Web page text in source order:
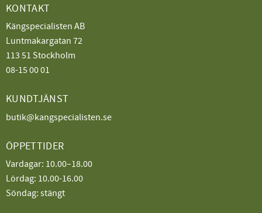
KONTAKT
Kängspecialisten AB
Luntmakargatan 72
113 51 Stockholm
08-15 00 01
KUNDTJÄNST
butik@kangspecialisten.se
ÖPPETTIDER
Vardagar: 10.00–18.00
Lördag: 10.00-16.00
Söndag: stängt